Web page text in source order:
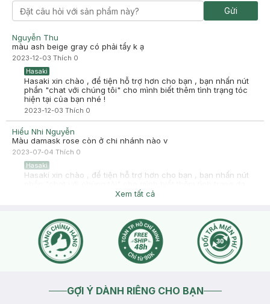
Gửi
Nguyễn Thu
màu ash beige gray có phải tẩy k ạ
2023-12-03 Thích 0
Hasaki
Hasaki xin chào , để tiện hỗ trợ hơn cho bạn , bạn nhấn nút
phần "chat với chúng tôi" cho mình biết thêm tình trạng tóc
hiện tại của bạn nhé !
2023-12-03 Thích 0
Hiểu Nhi Nguyễn
Màu damask rose còn ở chi nhánh nào v
2023-07-04 Thích 0
Hasaki
Hasaki xin chào , để tiện hỗ trợ hơn cho bạn , bạn nhấn nút
Xem tất cả
GỢI Ý DÀNH RIÊNG CHO BẠN